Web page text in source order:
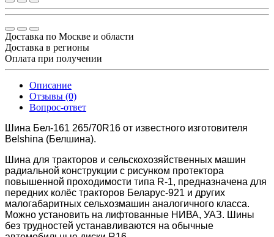
Доставка по Москве и области
Доставка в регионы
Оплата при получении
Описание
Отзывы (0)
Вопрос-ответ
Шина Бел-161 265/70R16 от известного изготовителя
Belshina (Белшина).
Шина для тракторов и сельскохозяйственных машин
радиальной конструкции с рисунком протектора
повышенной проходимости типа R-1, предназначена для
передних колёс тракторов Беларус-921 и других
малогабаритных сельхозмашин аналогичного класса.
Можно установить на лифтованные НИВА, УАЗ. Шины
без трудностей устанавливаются на обычные